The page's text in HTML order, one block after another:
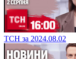
ТСН за 2024.08.02